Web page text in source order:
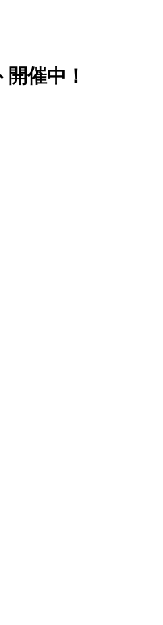
催中！